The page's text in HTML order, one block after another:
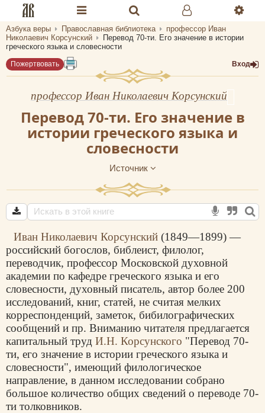
Разделы портала «Азбука веры»
Главная
Библиотеки
Календарь
Проверь себя
Тематическое
Семья и здоровье
Азбука веры Православная библиотека
профессор Иван
Николаевич Корсунский
Перевод 70-ти. Его значение в истории
греческого языка и словесности
Пожертвовать Вход
профессор Иван Николаевич Корсунский
Перевод 70-ти. Его значение в
истории греческого языка и
словесности
Источник
Иван Николаевич Корсунский (1849—1899) —
российский богослов, библеист, филолог,
переводчик, профессор Московской духовной
академии по кафедре греческого языка и его
словесности, духовный писатель, автор более 200
исследований, книг, статей, не считая мелких
корреспонденций, заметок, бибилографических
сообщений и пр. Вниманию читателя предлагается
капитальный труд И.Н. Корсунского "Перевод 70-
ти, его значение в истории греческого языка и
словесности", имеющий филологическое
направление, в данном исследовании собрано
большое количество общих сведений о переводе 70-
ти толковников.